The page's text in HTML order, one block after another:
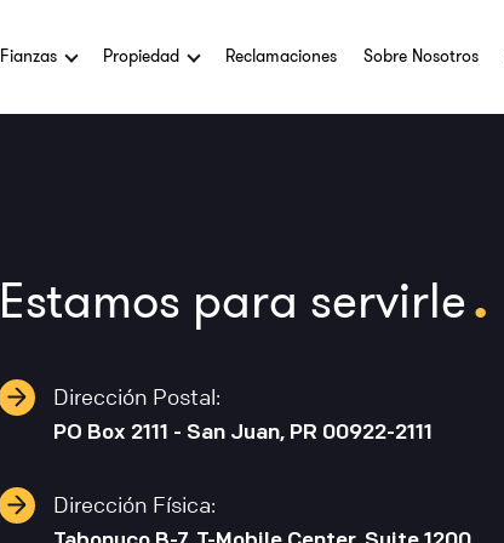
Fianzas Propiedad Reclamaciones Sobre Nosotros
Estamos para servirle.
Dirección Postal:
PO Box 2111 - San Juan, PR 00922-2111
Dirección Física: